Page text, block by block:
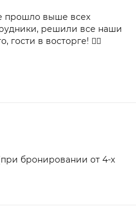
прошло выше всех
решили все наши
гости в восторге! 👍🏻
бронировании от 4-х